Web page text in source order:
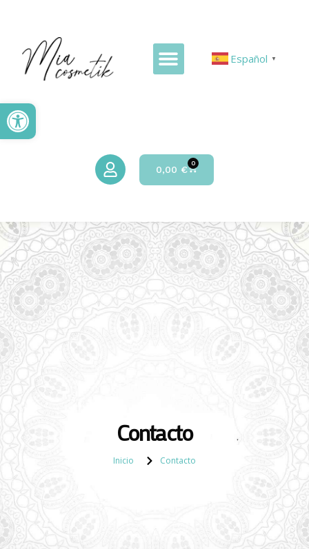
Abrir barra de herramientas
Español ▼
0,00 €
0
Contacto
Inicio Contacto